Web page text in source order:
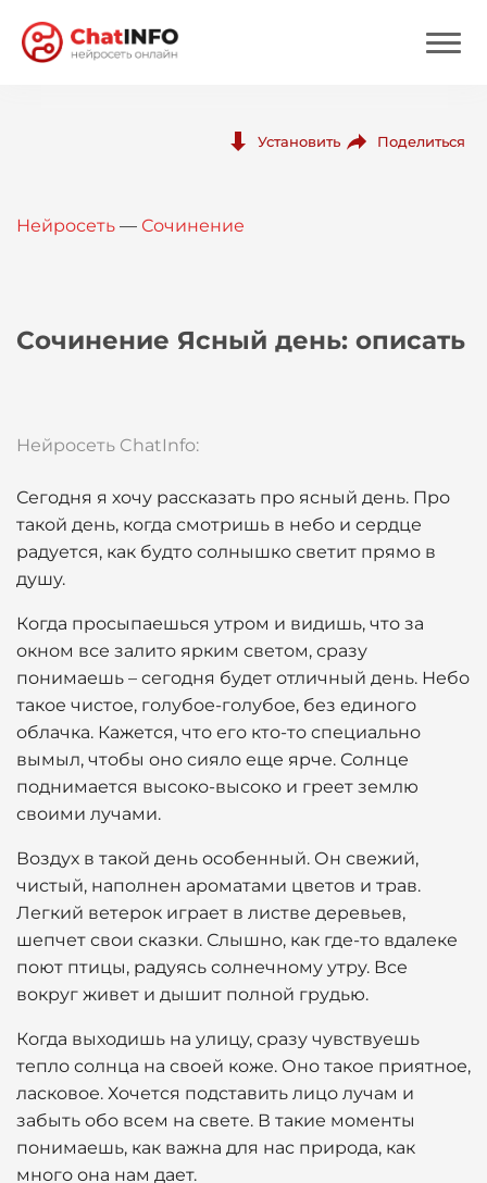
Вход
Установить Поделиться
Нейросеть — Сочинение
Сочинение Ясный день: описать
Нейросеть ChatInfo:
Сегодня я хочу рассказать про ясный день. Про
такой день, когда смотришь в небо и сердце
радуется, как будто солнышко светит прямо в
душу.
Когда просыпаешься утром и видишь, что за
окном все залито ярким светом, сразу
понимаешь – сегодня будет отличный день. Небо
такое чистое, голубое-голубое, без единого
облачка. Кажется, что его кто-то специально
вымыл, чтобы оно сияло еще ярче. Солнце
поднимается высоко-высоко и греет землю
своими лучами.
Воздух в такой день особенный. Он свежий,
чистый, наполнен ароматами цветов и трав.
Легкий ветерок играет в листве деревьев,
шепчет свои сказки. Слышно, как где-то вдалеке
поют птицы, радуясь солнечному утру. Все
вокруг живет и дышит полной грудью.
Когда выходишь на улицу, сразу чувствуешь
тепло солнца на своей коже. Оно такое приятное,
ласковое. Хочется подставить лицо лучам и
забыть обо всем на свете. В такие моменты
понимаешь, как важна для нас природа, как
много она нам дает.